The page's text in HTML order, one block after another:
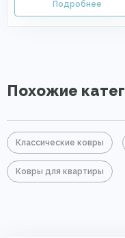
Похожие
Классические ковры
Ковры для квартиры